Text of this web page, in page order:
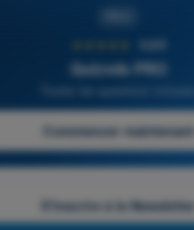
4,6/5
Quizvds PRO
Commencer maintenant
S'inscrire à la Newsletter